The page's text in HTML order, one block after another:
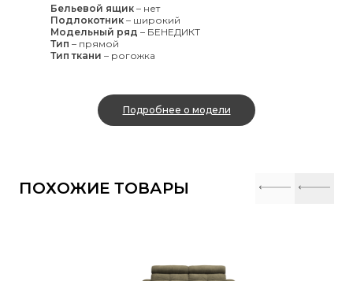
Бельевой ящик – нет
Подлокотник – широкий
Модельный ряд – БЕНЕДИКТ
Тип – прямой
Тип ткани – рогожка
Подробнее о модели
ПОХОЖИЕ ТОВАРЫ